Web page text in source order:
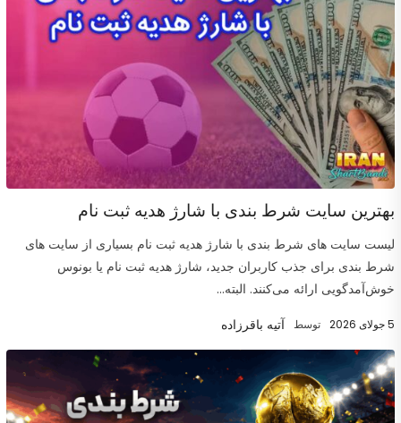
بهترین سایت شرط بندی با شارژ هدیه ثبت نام
لیست سایت های شرط بندی با شارژ هدیه ثبت نام بسیاری از سایت های
شرط بندی برای جذب کاربران جدید، شارژ هدیه ثبت نام یا بونوس
خوش‌آمدگویی ارائه می‌کنند. البته...
5 جولای 2026 توسط آتیه باقرزاده